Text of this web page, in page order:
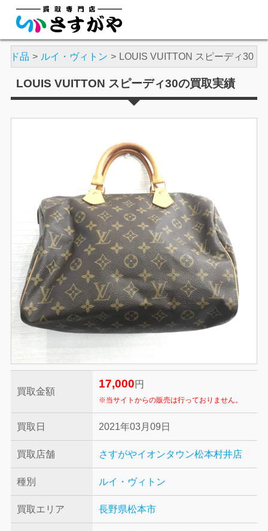
ド品 ルイ・ヴィトン LOUIS VUITTON スピーディ30
LOUIS VUITTON スピーディ30の買取実績
買取金額
17,000 円
※当サイトからの販売は行っておりません。
買取日 2021年03月09日
買取店舗 さすがやイオンタウン松本村井店
種別 ルイ・ヴィトン
買取エリア 長野県松本市